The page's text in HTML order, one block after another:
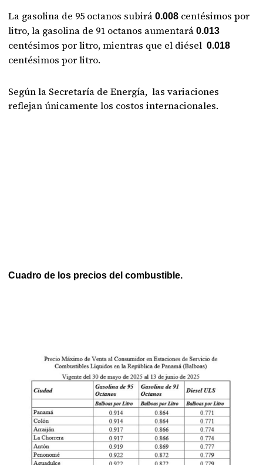
La gasolina de 95 octanos subirá0.008 centésimos por
litro, la gasolina de 91 octanos aumentará 0.013
centésimos por litro, mientras que el diésel0.018
centésimos por litro.
Según la Secretaría de Energía, las variaciones
reflejan únicamente los costos internacionales.
Cuadro de los precios del combustible.